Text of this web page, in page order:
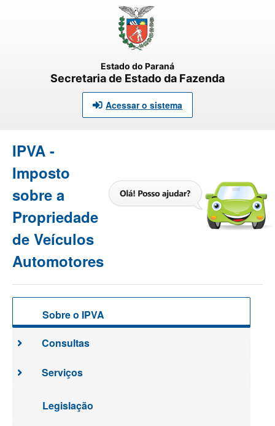
Estado do Paraná
Secretaria de Estado da Fazenda
Acessar o sistema
IPVA -
Imposto
sobre a
Propriedade
de Veículos
Automotores
Sobre o IPVA
Consultas
Serviços
Legislação